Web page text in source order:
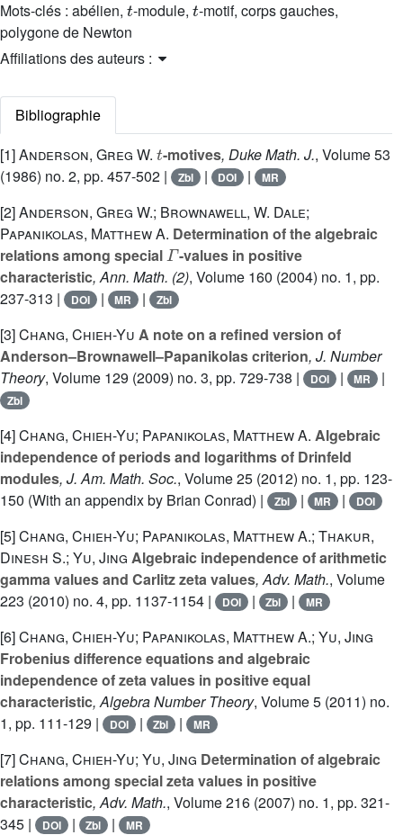
Mots-clés : abélien, -module, -motif, corps gauches,
polygone de Newton
Affiliations des auteurs :
Bibliographie
[1]Anderson, Greg W.
t
-motives, Duke Math. J., Volume 53
(1986) no. 2, pp. 457-502 |
Zbl | DOI | MR
[2]Anderson, Greg W.; Brownawell, W. Dale;
Papanikolas, Matthew A. Determination of the algebraic
relations among special
Γ
-values in positive
characteristic, Ann. Math. (2), Volume 160 (2004) no. 1, pp.
237-313 |
DOI | MR | Zbl
[3]Chang, Chieh-Yu A note on a refined version of
Anderson–Brownawell–Papanikolas criterion, J. Number
Theory, Volume 129 (2009) no. 3, pp. 729-738 | DOI | MR |
Zbl
[4]Chang, Chieh-Yu; Papanikolas, Matthew A. Algebraic
independence of periods and logarithms of Drinfeld
modules, J. Am. Math. Soc., Volume 25 (2012) no. 1, pp. 123-
150 (With an appendix by Brian Conrad) |
Zbl | MR | DOI
[5]Chang, Chieh-Yu; Papanikolas, Matthew A.; Thakur,
Dinesh S.; Yu, Jing Algebraic independence of arithmetic
gamma values and Carlitz zeta values, Adv. Math., Volume
223 (2010) no. 4, pp. 1137-1154 | DOI | Zbl | MR
[6]Chang, Chieh-Yu; Papanikolas, Matthew A.; Yu, Jing
Frobenius difference equations and algebraic
independence of zeta values in positive equal
characteristic, Algebra Number Theory, Volume 5 (2011) no.
1, pp. 111-129 |
DOI | Zbl | MR
[7]Chang, Chieh-Yu; Yu, Jing Determination of algebraic
relations among special zeta values in positive
characteristic, Adv. Math., Volume 216 (2007) no. 1, pp. 321-
345 |
DOI | Zbl | MR